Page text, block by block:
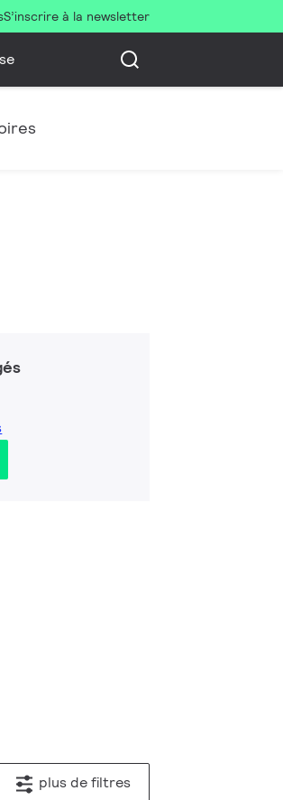
S’inscrire à la newsletter
plus de filtres